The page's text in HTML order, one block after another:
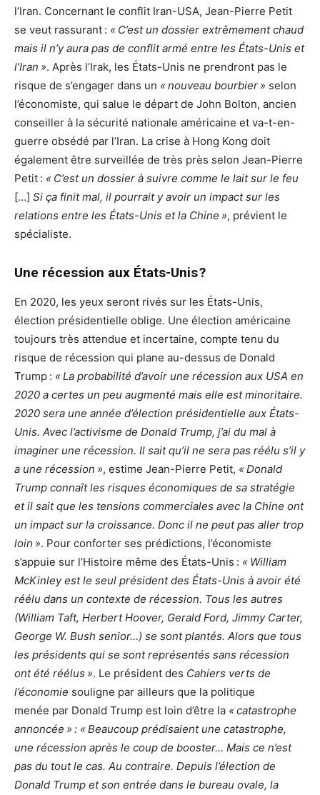
l’Iran. Concernant le conflit Iran-USA, Jean-Pierre Petit
se veut rassurant : « C’est un dossier extrêmement chaud
mais il n’y aura pas de conflit armé entre les États-Unis et
l’Iran ». Après l’Irak, les États-Unis ne prendront pas le
risque de s’engager dans un « nouveau bourbier » selon
l’économiste, qui salue le départ de John Bolton, ancien
conseiller à la sécurité nationale américaine et va-t-en-
guerre obsédé par l’Iran. La crise à Hong Kong doit
également être surveillée de très près selon Jean-Pierre
Petit : « C’est un dossier à suivre comme le lait sur le feu
[…] Si ça finit mal, il pourrait y avoir un impact sur les
relations entre les États-Unis et la Chine », prévient le
spécialiste.
Une récession aux États-Unis ?
En 2020, les yeux seront rivés sur les États-Unis,
élection présidentielle oblige. Une élection américaine
toujours très attendue et incertaine, compte tenu du
risque de récession qui plane au-dessus de Donald
Trump : « La probabilité d’avoir une récession aux USA en
2020 a certes un peu augmenté mais elle est minoritaire.
2020 sera une année d’élection présidentielle aux États-
Unis. Avec l’activisme de Donald Trump, j’ai du mal à
imaginer une récession. Il sait qu’il ne sera pas réélu s’il y
a une récession », estime Jean-Pierre Petit, « Donald
Trump connaît les risques économiques de sa stratégie
et il sait que les tensions commerciales avec la Chine ont
un impact sur la croissance. Donc il ne peut pas aller trop
loin ». Pour conforter ses prédictions, l’économiste
s’appuie sur l’Histoire même des États-Unis : « William
McKinley est le seul président des États-Unis à avoir été
réélu dans un contexte de récession. Tous les autres
(William Taft, Herbert Hoover, Gerald Ford, Jimmy Carter,
George W. Bush senior…) se sont plantés. Alors que tous
les présidents qui se sont représentés sans récession
ont été réélus ». Le président des Cahiers verts de
l’économie souligne par ailleurs que la politique
menée par Donald Trump est loin d’être la « catastrophe
annoncée » : « Beaucoup prédisaient une catastrophe,
une récession après le coup de booster… Mais ce n’est
pas du tout le cas. Au contraire. Depuis l’élection de
Donald Trump et son entrée dans le bureau ovale, la